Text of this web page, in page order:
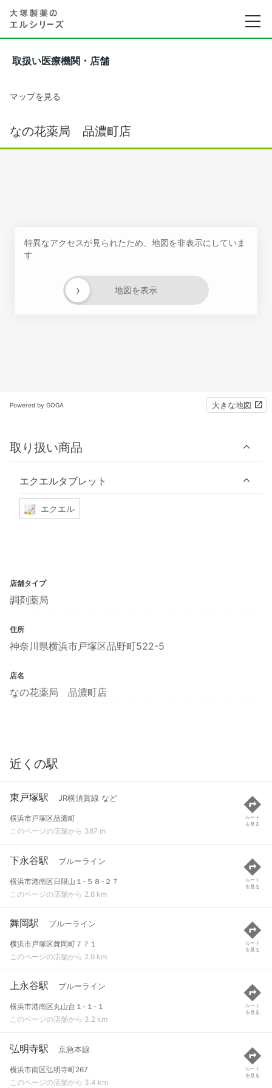
取扱い医療機関・店舗
マップを見る
なの花薬局 品濃町店
特異なアクセスが見られたため、地図を非表示にしていま
す
地図を表示
›
Powered by GOGA 大きな地図
取り扱い商品
エクエルタブレット
エクエル
店舗タイプ
調剤薬局
住所
神奈川県横浜市戸塚区品野町522-5
店名
なの花薬局 品濃町店
近くの駅
東戸塚駅 JR横須賀線 など
横浜市戸塚区品濃町
このページの店舗から 387 m
ルート
を見る
下永谷駅 ブルーライン
横浜市港南区日限山１-５８-２７
このページの店舗から 2.8 km
ルート
を見る
舞岡駅 ブルーライン
横浜市戸塚区舞岡町７７１
このページの店舗から 2.9 km
ルート
を見る
上永谷駅 ブルーライン
横浜市港南区丸山台１-１-１
このページの店舗から 3.2 km
ルート
を見る
弘明寺駅 京急本線
横浜市南区弘明寺町267
このページの店舗から 3.4 km
ルート
を見る